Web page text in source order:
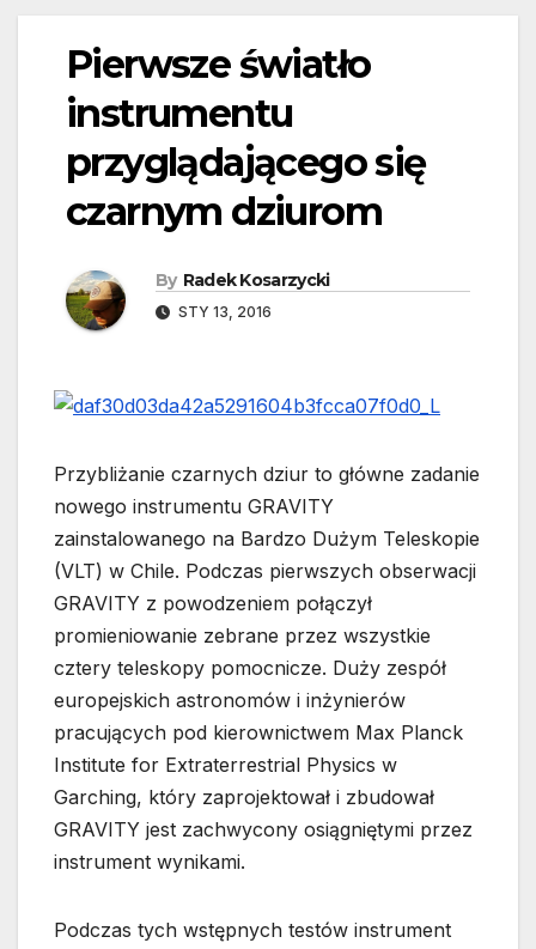
Pierwsze światło
instrumentu
przyglądającego się
czarnym dziurom
By Radek Kosarzycki
STY 13, 2016
Przybliżanie czarnych dziur to główne zadanie
nowego instrumentu GRAVITY
zainstalowanego na Bardzo Dużym Teleskopie
(VLT) w Chile. Podczas pierwszych obserwacji
GRAVITY z powodzeniem połączył
promieniowanie zebrane przez wszystkie
cztery teleskopy pomocnicze. Duży zespół
europejskich astronomów i inżynierów
pracujących pod kierownictwem Max Planck
Institute for Extraterrestrial Physics w
Garching, który zaprojektował i zbudował
GRAVITY jest zachwycony osiągniętymi przez
instrument wynikami.
Podczas tych wstępnych testów instrument